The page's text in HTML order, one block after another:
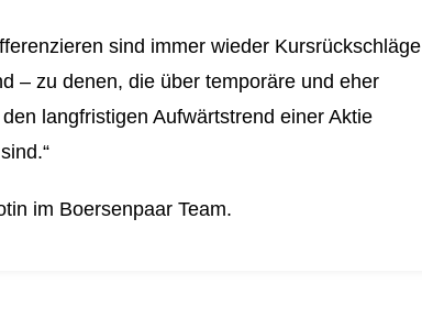
sind immer wieder Kursrückschläge
– zu denen, die über temporäre und eher
langfristigen Aufwärtstrend einer Aktie
im Boersenpaar Team.